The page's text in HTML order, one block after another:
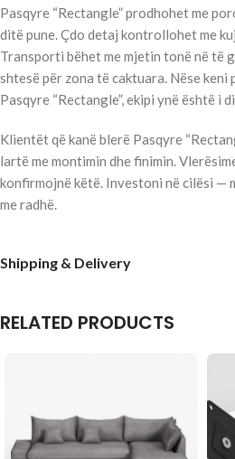
Pasqyre “Rectangle” prodhohet me
ditë pune. Çdo detaj kontrollohet me
Transporti bëhet me mjetin tonë në të
shtesë për zona të caktuara. Nëse
Pasqyre “Rectangle”, ekipi ynë është i
Klientët që kanë blerë Pasqyre
lartë me montimin dhe finimin.
konfirmojnë këtë. Investoni në cilësi —
me radhë.
Shipping & Delivery
RELATED PRODUCTS